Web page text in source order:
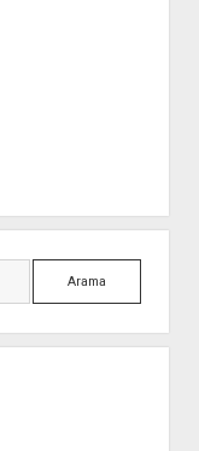
Arama